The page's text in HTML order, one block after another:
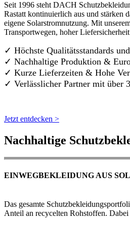
Seit 1996 steht DACH
Rastatt kontinuierlich aus und stärken
eigene Solarstromnutzung. Mit
Transportwegen, hoher
✓ Höchste Qualitätsstandards
✓ Nachhaltige Produktion &
✓ Kurze Lieferzeiten & Hohe
✓ Verlässlicher Partner mit über
Jetzt entdecken >
Nachhaltige
EINWEGBEKLEIDUNG AUS
Das gesamte
Anteil an recycelten Rohstoffen.